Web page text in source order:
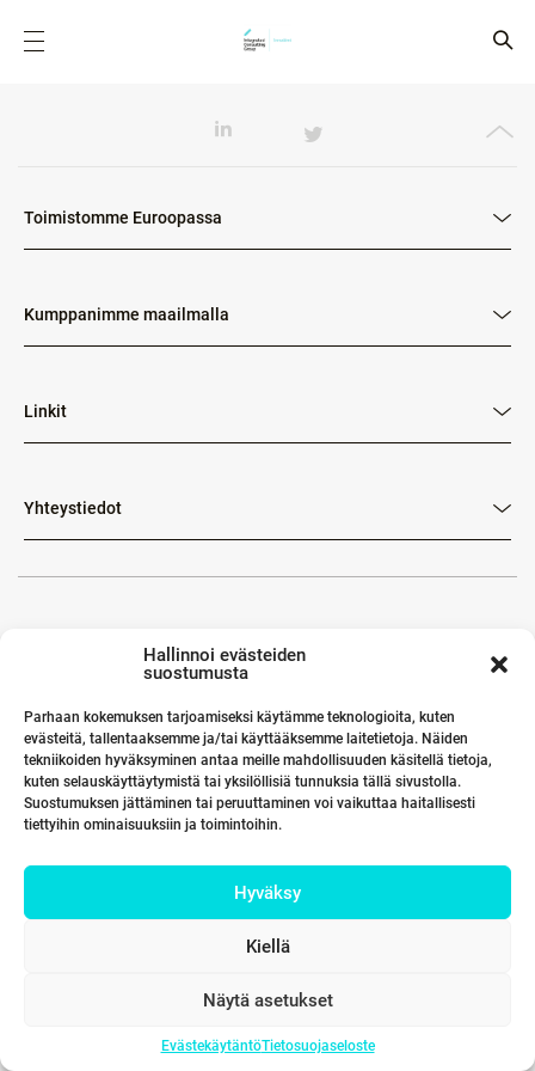
Hallinnoi evästeiden
suostumusta
Parhaan kokemuksen tarjoamiseksi käytämme teknologioita, kuten
evästeitä, tallentaaksemme ja/tai käyttääksemme laitetietoja. Näiden
tekniikoiden hyväksyminen antaa meille mahdollisuuden käsitellä tietoja,
kuten selauskäyttäytymistä tai yksilöllisiä tunnuksia tällä sivustolla.
Suostumuksen jättäminen tai peruuttaminen voi vaikuttaa haitallisesti
tiettyihin ominaisuuksiin ja toimintoihin.
Hyväksy
Kiellä
Näytä asetukset
EvästekäytäntöTietosuojaseloste
Toimistomme Euroopassa
Kumppanimme maailmalla
Linkit
Yhteystiedot